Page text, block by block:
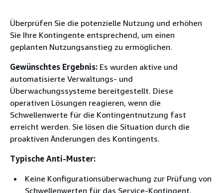
Überprüfen Sie die potenzielle Nutzung und erhöhen
Sie Ihre Kontingente entsprechend, um einen
geplanten Nutzungsanstieg zu ermöglichen.
Gewünschtes Ergebnis: Es wurden aktive und
automatisierte Verwaltungs- und
Überwachungssysteme bereitgestellt. Diese
operativen Lösungen reagieren, wenn die
Schwellenwerte für die Kontingentnutzung fast
erreicht werden. Sie lösen die Situation durch die
proaktiven Änderungen des Kontingents.
Typische Anti-Muster:
Keine Konfigurationsüberwachung zur Prüfung von
Schwellenwerten für das Service-Kontingent.